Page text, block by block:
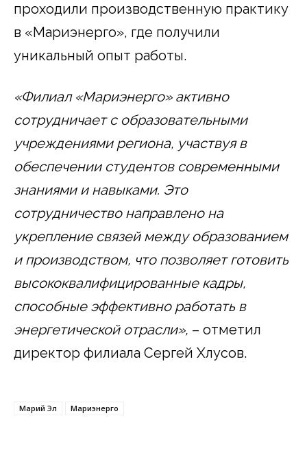
проходили производственную практику
в «Мариэнерго», где получили
уникальный опыт работы.
«Филиал «Мариэнерго» активно
сотрудничает с образовательными
учреждениями региона, участвуя в
обеспечении студентов современными
знаниями и навыками. Это
сотрудничество направлено на
укрепление связей между образованием
и производством, что позволяет готовить
высококвалифицированные кадры,
способные эффективно работать в
энергетической отрасли», – отметил
директор филиала Сергей Хлусов.
Марий Эл Мариэнерго